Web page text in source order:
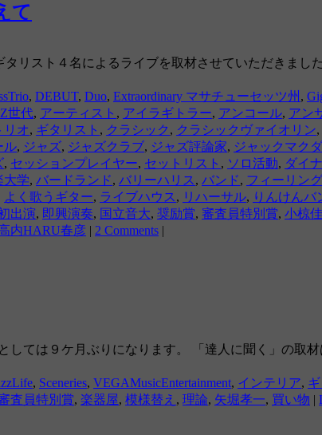
て
タリスト４名によるライブを取材させていただきま
, DEBUT, Duo, Extraordinary マサチューセッツ州 ,
Z世代, アーティスト , アイラギトラー, アンコール, アン
リオ, ギタリスト , クラシック , クラシックヴァイオリン,
ル, ジャズ, ジャズクラブ, ジャズ評論家, ジャックマク
, セッションプレイヤー, セットリスト , ソロ活動, ダイ
大学, バードランド, バリーハリス , バンド, フィーリング
よく歌うギター, ライブハウス , リハーサル, りんけんバ
出演, 即興演奏, 国立音大, 奨励賞, 審査員特別賞, 小椋佳
内HARU春彦 | 2 Comments |
しては９ケ月ぶりになります。 「達人に聞く」の取
, Sceneries, VEGAMusicEntertainment, インテリア,
査員特別賞, 楽器屋, 模様替え , 理論, 矢堀孝一, 買い物 |